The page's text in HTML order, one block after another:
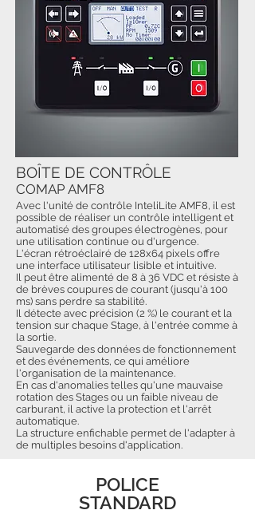
Avec l'unité de contrôle InteliLite AMF8, il est
possible de réaliser un contrôle intelligent et
automatisé des groupes électrogènes, pour
une utilisation continue ou d'urgence.
L'écran rétroéclairé de 128x64 pixels offre
une interface utilisateur lisible et intuitive.
Il peut être alimenté de 8 à 36 VDC et résiste à
de brèves coupures de courant (jusqu'à 100
ms) sans perdre sa stabilité.
Il détecte avec précision (2 %) le courant et la
tension sur chaque Stage, à l'entrée comme à
la sortie.
Sauvegarde des données de fonctionnement
et des événements, ce qui améliore
l'organisation de la maintenance.
En cas d'anomalies telles qu'une mauvaise
rotation des Stages ou un faible niveau de
carburant, il active la protection et l'arrêt
automatique.
La structure enfichable permet de l'adapter à
de multiples besoins d'application.
BOÎTE DE CONTRÔLE
COMAP AMF8
POLICE
STANDARD